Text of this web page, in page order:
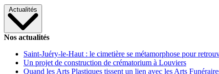
Actualités
Nos actualités
Saint-Juéry-le-Haut : le cimetière se métamorphose pour
Un projet de construction de crématorium à Louviers
Quand les Arts Plastiques tissent un lien avec les Arts